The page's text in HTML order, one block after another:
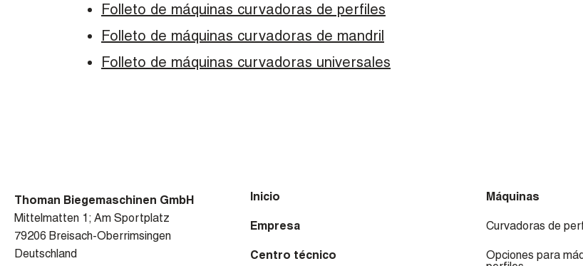
Folleto de máquinas curvadoras de perfiles
Folleto de máquinas curvadoras de mandril
Folleto de máquinas curvadoras universales
Thoman Biegemaschinen GmbH
Mittelmatten 1; Am Sportplatz
79206 Breisach-Oberrimsingen
Deutschland
Inicio
Empresa
Centro técnico
Máquinas
Curvadoras de
Opciones para